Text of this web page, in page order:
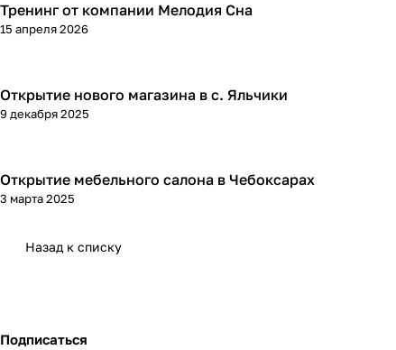
Тренинг от компании Мелодия Сна
15 апреля 2026
Открытие нового магазина в с. Яльчики
9 декабря 2025
Открытие мебельного салона в Чебоксарах
3 марта 2025
Назад к списку
Подписаться